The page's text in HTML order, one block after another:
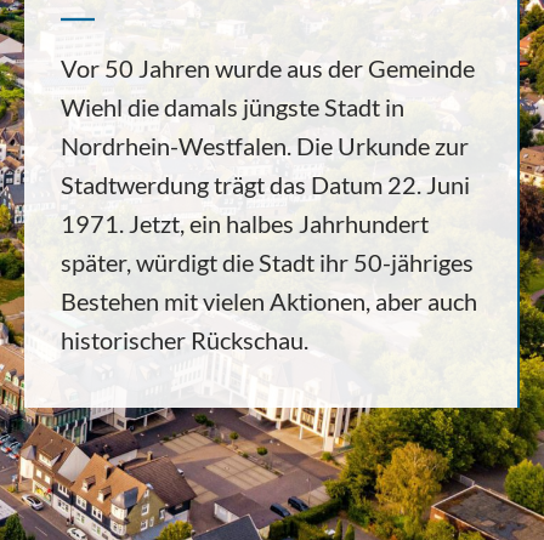
Vor 50 Jahren wurde aus der Gemeinde
Wiehl die damals jüngste Stadt in
Nordrhein-Westfalen. Die Urkunde zur
Stadtwerdung trägt das Datum 22. Juni
1971. Jetzt, ein halbes Jahrhundert
später, würdigt die Stadt ihr 50-jähriges
Bestehen mit vielen Aktionen, aber auch
historischer Rückschau.